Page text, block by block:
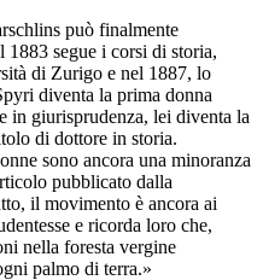
può finalmente
segue i corsi di storia,
di Zurigo e nel 1887, lo
diventa la prima donna
in giurisprudenza, lei diventa la
di dottore in storia.
sono ancora una minoranza
pubblicato dalla
il movimento è ancora ai
e ricorda loro che,
nella foresta vergine
palmo di terra.»